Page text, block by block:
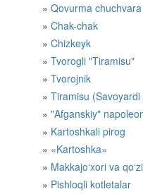
Qovurma chuchvara
Chak-chak
Chizkeyk
Tvorogli "Tiramisu"
Tvorojnik
Tiramisu
"Afganskiy"
Kartoshkali pirog
«Kartoshka»
Makkajo‘xori va
Pishloqli kotletalar